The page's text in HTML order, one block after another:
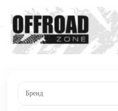
Главная Listings Длина: 3300 мм.
Бренд